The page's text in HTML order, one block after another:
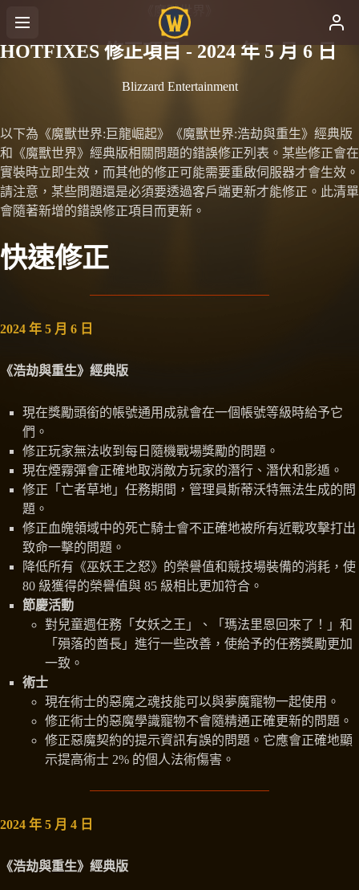
《魔獸世界》
HOTFIXES 修正項目 - 2024 年 5 月 6 日
Blizzard Entertainment
以下為《魔獸世界:巨龍崛起》《魔獸世界:浩劫與重生》經典版
和《魔獸世界》經典版相關問題的錯誤修正列表。某些修正會在
實裝時立即生效，而其他的修正可能需要重啟伺服器才會生效。
請注意，某些問題還是必須要透過客戶端更新才能修正。此清單
會隨著新增的錯誤修正項目而更新。
快速修正
2024 年 5 月 6 日
《浩劫與重生》經典版
現在獎勵頭銜的帳號通用成就會在一個帳號等級時給予它
們。
修正玩家無法收到每日隨機戰場獎勵的問題。
現在煙霧彈會正確地取消敵方玩家的潛行、潛伏和影遁。
修正「亡者草地」任務期間，管理員斯蒂沃特無法生成的問
題。
修正血魄領域中的死亡騎士會不正確地被所有近戰攻擊打出
致命一擊的問題。
降低所有《巫妖王之怒》的榮譽值和競技場裝備的消耗，使
80 級獲得的榮譽值與 85 級相比更加符合。
節慶活動
對兒童週任務「女妖之王」、「瑪法里恩回來了！」和
「殞落的酋長」進行一些改善，使給予的任務獎勵更加
一致。
術士
現在術士的惡魔之魂技能可以與夢魔寵物一起使用。
修正術士的惡魔學識寵物不會隨精通正確更新的問題。
修正惡魔契約的提示資訊有誤的問題。它應會正確地顯
示提高術士 2% 的個人法術傷害。
2024 年 5 月 4 日
《浩劫與重生》經典版